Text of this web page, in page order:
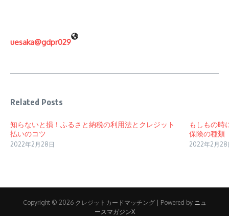
uesaka@gdpr029
Related Posts
知らないと損！ふるさと納税の利用法とクレジット
払いのコツ
2022年2月28日
もしもの時
保険の種類
2022年2月28
Copyright © 2026 クレジットカードマッチング | Powered by ニュ
ースマガジンX